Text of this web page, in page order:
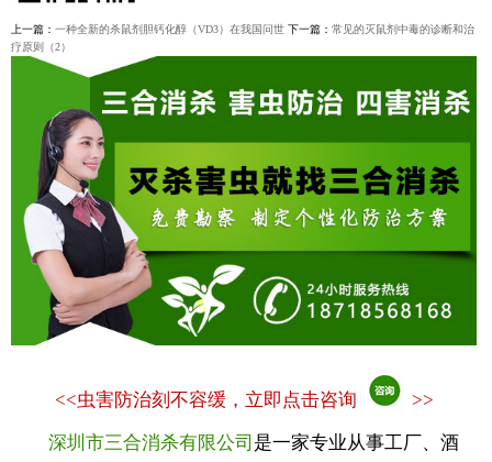
上一篇： 一种全新的杀鼠剂胆钙化醇（VD3）在我国问世 下一篇： 常见的灭鼠剂中毒的诊断和治
疗原则（2）
<<虫害防治刻不容缓，立即点击咨询 >>
深圳市三合消杀有限公司 是一家专业从事工厂、酒